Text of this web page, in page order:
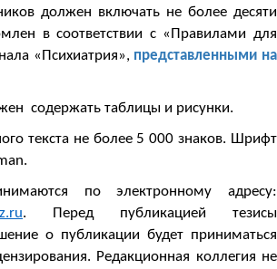
должен включать не более десяти
в соответствии с «Правилами для
«Психиатрия», представленными на
содержать таблицы и рисунки.
текста не более 5 000 знаков. Шрифт
по электронному адресу:
. Перед публикацией тезисы
о публикации будет приниматься
Редакционная коллегия не